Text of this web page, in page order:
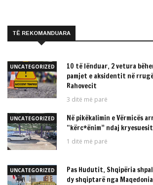
TË REKOMANDUARA
UNCATEGORIZED
10 të lënduar, 2 vetura
pamjet e aksidentit në
Rahovecit
3 ditë më parë
UNCATEGORIZED
Në pikëkalimin e Vërmicës
“kërc*ënim” ndaj
1 ditë më parë
UNCATEGORIZED
Pas Hudutit, Shqipëria
dy shqiptarë nga